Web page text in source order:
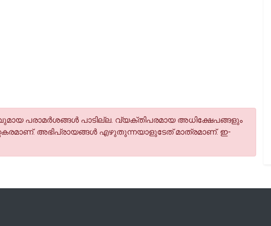
പരാമര്‍ശങ്ങള്‍ പാടില്ല. വ്യക്തിപരമായ അധിക്ഷേപങ്ങളും
അഭിപ്രായങ്ങള്‍ എഴുതുന്നയാളുടേത് മാത്രമാണ്. ഇ-